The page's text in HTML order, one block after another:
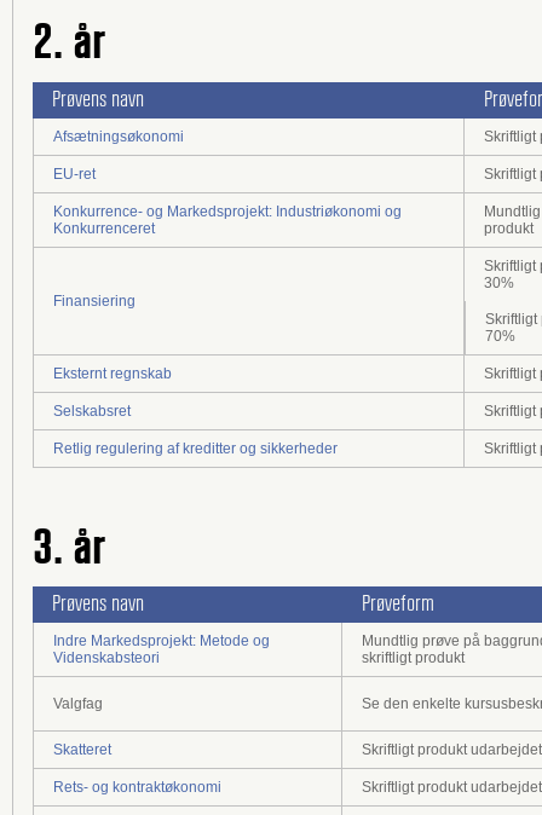
2. år
Prøvens navn
Afsætningsøkonomi Skriftligt
EU-ret Skriftligt
Konkurrence- og Markedsprojekt: Industriøkonomi og
Konkurrenceret
produkt
Finansiering
Skriftligt
30%
Skriftligt
70%
Eksternt regnskab Skriftligt
Selskabsret Skriftligt
Retlig regulering af kreditter og sikkerheder Skriftligt
3. år
Prøvens navn Prøveform
Indre Markedsprojekt: Metode og
Videnskabsteori
Mundtlig prøve på
skriftligt produkt
Valgfag Se den enkelte
Skatteret Skriftligt produkt
Rets- og kontraktøkonomi Skriftligt produkt